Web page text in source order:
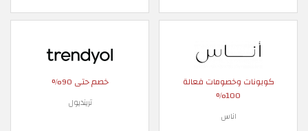
كوبونات وخصومات فعالة
100%
اناس
خصم حتى 90%
ترينديول